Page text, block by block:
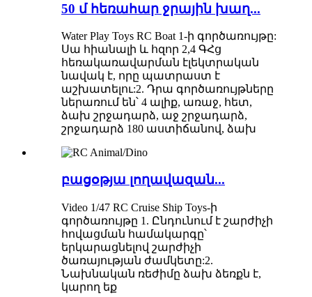
50 մ հեռահար ջրային խաղ...
Water Play Toys RC Boat 1-ի գործառույթը:
Սա հիանալի և հզոր 2,4 ԳՀց
հեռակառավարման էլեկտրական
նավակ է, որը պատրաստ է
աշխատելու:2. Դրա գործառույթները
ներառում են՝ 4 ալիք, առաջ, հետ,
ձախ շրջադարձ, աջ շրջադարձ,
շրջադարձ 180 աստիճանով, ձախ
բացօթյա լողավազան...
Video 1/47 RC Cruise Ship Toys-ի
գործառույթը 1. Ընդունում է շարժիչի
հովացման համակարգը՝
երկարացնելով շարժիչի
ծառայության ժամկետը:2.
Նախնական ռեժիմը ձախ ձեռքն է,
կարող եք